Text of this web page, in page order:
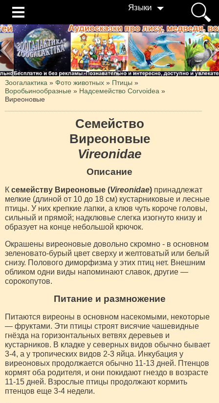
Языки
Зоогалактика » Фото животных » Птицы »
Воробьинообразные » Надсемейство Corvoidea »
Виреоновые
Семейство
Виреоновые
Vireonidae
Описание
К семейству Виреоновые (Vireonidae) принадлежат
мелкие (длиной от 10 до 18 см) кустарниковые и лесные
птицы. У них крепкие лапки, а клюв чуть короче головы,
сильный и прямой; надклювье слегка изогнуто книзу и
образует на конце небольшой крючок.
Окрашены виреоновые довольно скромно - в основном
зеленовато-бурый цвет сверху и желтоватый или белый
снизу. Полового диморфизма у этих птиц нет. Внешним
обликом одни виды напоминают славок, другие —
сорокопутов.
Питание и размножение
Питаются виреоны в основном насекомыми, некоторые
— фруктами. Эти птицы строят висячие чашевидные
гнёзда на горизонтальных ветвях деревьев и
кустарников. В кладке у северных видов обычно бывает
3-4, а у тропических видов 2-3 яйца. Инкубация у
виреоновых продолжается обычно 11-13 дней. Птенцов
кормят оба родителя, и они покидают гнездо в возрасте
11-15 дней. Взрослые птицы продолжают кормить
птенцов еще 3-4 недели.